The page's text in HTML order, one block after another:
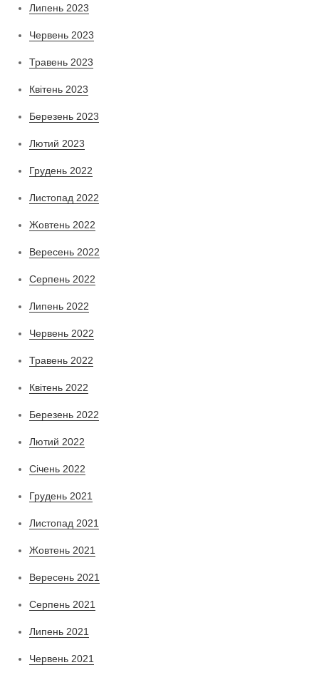
Липень 2023
Червень 2023
Травень 2023
Квітень 2023
Березень 2023
Лютий 2023
Грудень 2022
Листопад 2022
Жовтень 2022
Вересень 2022
Серпень 2022
Липень 2022
Червень 2022
Травень 2022
Квітень 2022
Березень 2022
Лютий 2022
Січень 2022
Грудень 2021
Листопад 2021
Жовтень 2021
Вересень 2021
Серпень 2021
Липень 2021
Червень 2021